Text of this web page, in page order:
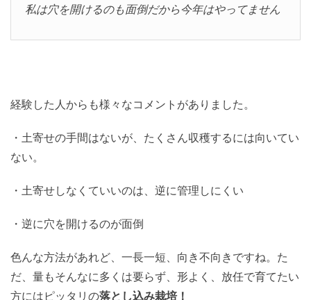
私は穴を開けるのも面倒だから今年はやってません
経験した人からも様々なコメントがありました。
・土寄せの手間はないが、たくさん収穫するには向いてい
ない。
・土寄せしなくていいのは、逆に管理しにくい
・逆に穴を開けるのが面倒
色んな方法があれど、一長一短、向き不向きですね。た
だ、量もそんなに多くは要らず、形よく、放任で育てたい
方にはピッタリの落とし込み栽培！